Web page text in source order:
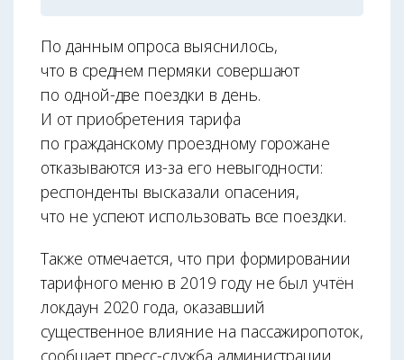
По данным опроса выяснилось,
что в среднем пермяки совершают
по одной-две поездки в день.
И от приобретения тарифа
по гражданскому проездному горожане
отказываются из-за его невыгодности:
респонденты высказали опасения,
что не успеют использовать все поездки.
Также отмечается, что при формировании
тарифного меню в 2019 году не был учтён
локдаун 2020 года, оказавший
существенное влияние на пассажиропоток,
сообщает пресс-служба администрации